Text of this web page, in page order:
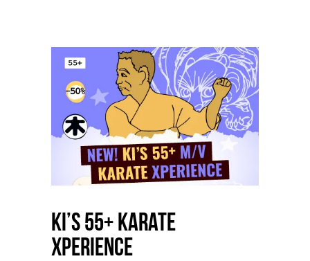
Ki’s 55+ Karate
Xperience